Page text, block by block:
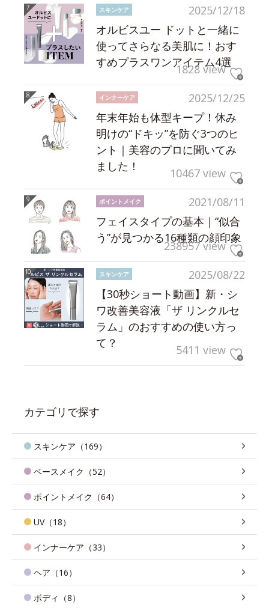
2025/12/18
スキンケア
オルビスユー ドットと一緒に
使ってさらなる美肌に！おす
すめプラスワンアイテム4選
1828 view
2025/12/25
インナーケア
年末年始も体型キープ！休み
明けの“ドキッ”を防ぐ3つのヒ
ント｜美容のプロに聞いてみ
ました！
10467 view
2021/08/11
ポイントメイク
フェイスタイプの基本｜“似合
う”が見つかる16種類の顔印象
238957 view
2025/08/22
スキンケア
【30秒ショート動画】新・シ
ワ改善美容液「ザ リンクルセ
ラム」のおすすめの使い方っ
て？
5411 view
カテゴリで探す
スキンケア（169）
ベースメイク（52）
ポイントメイク（64）
UV（18）
インナーケア（33）
ヘア（16）
ボディ（8）